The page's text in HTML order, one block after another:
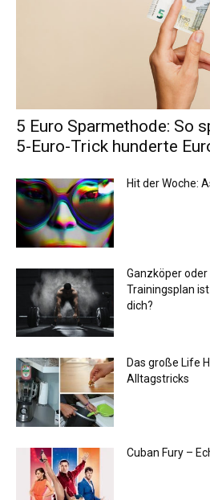
5 Euro Sparmethode: So
5-Euro-Trick hunderte
Hit der Woche:
Ganzköper
Trainingsplan
dich?
Das große Life
Alltagstricks
Cuban Fury –